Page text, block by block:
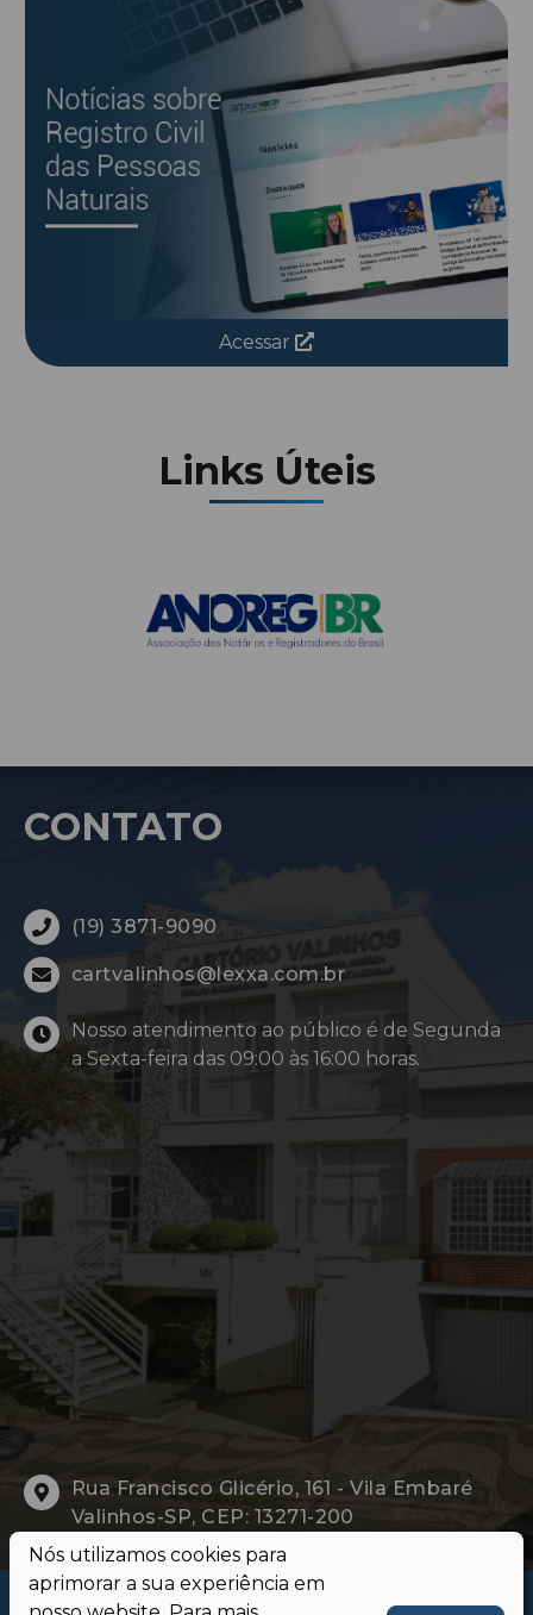
Nós utilizamos cookies para
aprimorar a sua experiência em
Acessar
Links Úteis
CONTATO
(19) 3871-9090
cartvalinhos@lexxa.com.br
Nosso atendimento ao público é de Segunda
a Sexta-feira das 09:00 às 16:00 horas.
Rua Francisco Glicério, 161 - Vila Embaré
Valinhos-SP, CEP: 13271-200
Política de privacidade do cartório